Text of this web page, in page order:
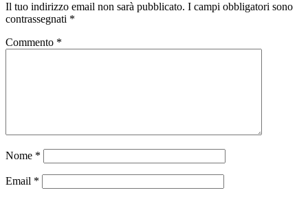
Il tuo indirizzo email non sarà pubblicato. I campi obbligatori sono
contrassegnati *
Commento *
Nome *
Email *